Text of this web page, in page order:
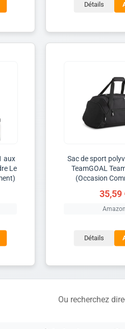
Détails
aux
Le
Sac de sport
TeamGOAL
(Occasion
35,59
Amazon
Détails
Ou recherchez